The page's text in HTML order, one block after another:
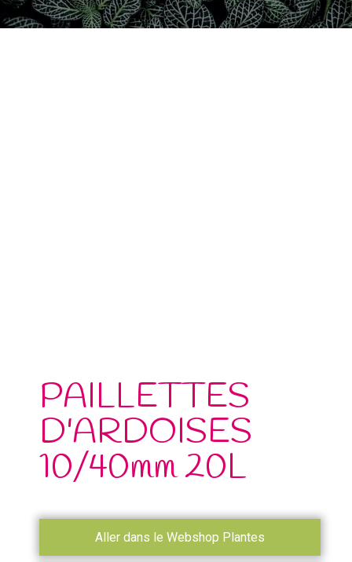
PAILLETTES
D'ARDOISES
10/40mm 20L
Aller dans le Webshop Plantes